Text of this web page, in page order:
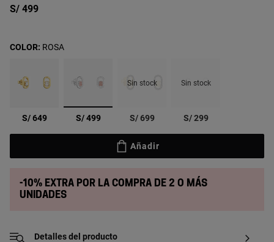
S/ 499
S/ 649 seleccionado
S/ 499
Sin stock
S/ 699
Sin stock
S/ 299
COLOR: ROSA
Añadir
-10% extra por la compra de 2 o más
unidades
Detalles del producto